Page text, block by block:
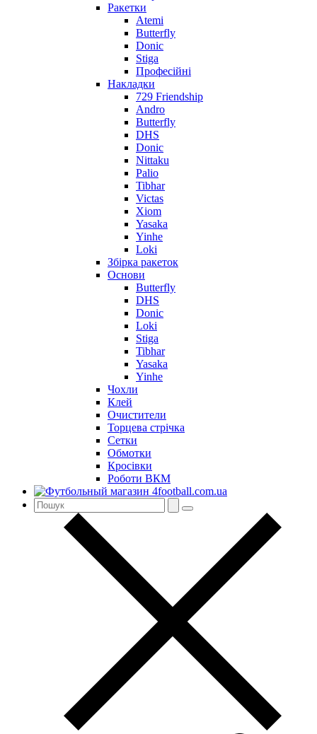
Ракетки
Atemi
Butterfly
Donic
Stiga
Професійні
Накладки
729 Friendship
Andro
Butterfly
DHS
Donic
Nittaku
Palio
Tibhar
Victas
Xiom
Yasaka
Yinhe
Loki
Збірка ракеток
Основи
Butterfly
DHS
Donic
Loki
Stiga
Tibhar
Yasaka
Yinhe
Чохли
Клей
Очистители
Торцева стрічка
Сетки
Обмотки
Кросівки
Роботи ВКМ